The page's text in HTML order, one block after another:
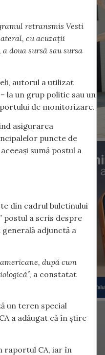
retransmis Vesti
cu acuzații
doua sursă sau sursa
autorul a utilizat
la un grup politic sau un
de monitorizare.
asigurarea
puncte de
sumă postul a
din cadrul buletinului
postul a scris despre
adjunctă a
după cum
”, a constatat
un teren special
a adăugat că în știre
raportul CA, iar în